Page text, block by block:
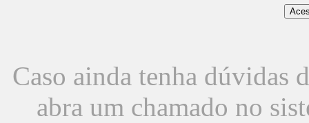
Caso ainda tenha dúvidas
abra um chamado no